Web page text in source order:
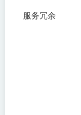
服务冗余